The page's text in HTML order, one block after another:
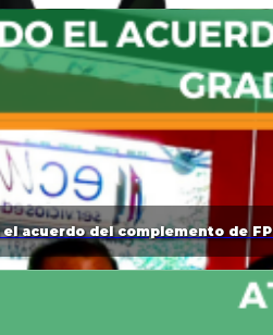
el acuerdo del complemento de